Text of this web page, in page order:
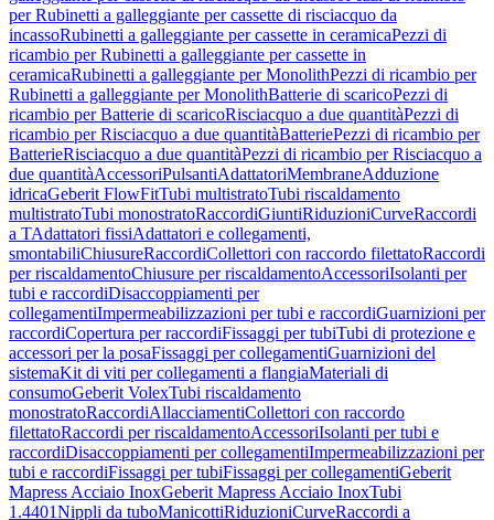
per Rubinetti a galleggiante per cassette di risciacquo da
incassoRubinetti a galleggiante per cassette in ceramicaPezzi di
ricambio per Rubinetti a galleggiante per cassette in
ceramicaRubinetti a galleggiante per MonolithPezzi di ricambio per
Rubinetti a galleggiante per MonolithBatterie di scaricoPezzi di
ricambio per Batterie di scaricoRisciacquo a due quantitàPezzi di
ricambio per Risciacquo a due quantitàBatteriePezzi di ricambio per
BatterieRisciacquo a due quantitàPezzi di ricambio per Risciacquo a
due quantitàAccessoriPulsantiAdattatoriMembraneAdduzione
idricaGeberit FlowFitTubi multistratoTubi riscaldamento
multistratoTubi monostratoRaccordiGiuntiRiduzioniCurveRaccordi
a TAdattatori fissiAdattatori e collegamenti,
smontabiliChiusureRaccordiCollettori con raccordo filettatoRaccordi
per riscaldamentoChiusure per riscaldamentoAccessoriIsolanti per
tubi e raccordiDisaccoppiamenti per
collegamentiImpermeabilizzazioni per tubi e raccordiGuarnizioni per
raccordiCopertura per raccordiFissaggi per tubiTubi di protezione e
accessori per la posaFissaggi per collegamentiGuarnizioni del
sistemaKit di viti per collegamenti a flangiaMateriali di
consumoGeberit VolexTubi riscaldamento
monostratoRaccordiAllacciamentiCollettori con raccordo
filettatoRaccordi per riscaldamentoAccessoriIsolanti per tubi e
raccordiDisaccoppiamenti per collegamentiImpermeabilizzazioni per
tubi e raccordiFissaggi per tubiFissaggi per collegamentiGeberit
Mapress Acciaio InoxGeberit Mapress Acciaio InoxTubi
1.4401Nippli da tuboManicottiRiduzioniCurveRaccordi a